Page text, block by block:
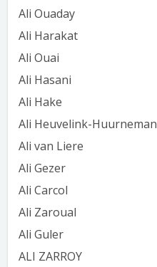
Ali Ouaday
Ali Harakat
Ali Ouai
Ali Hasani
Ali Hake
Ali Heuvelink-Huurneman
Ali van Liere
Ali Gezer
Ali Carcol
Ali Zaroual
Ali Guler
ALI ZARROY